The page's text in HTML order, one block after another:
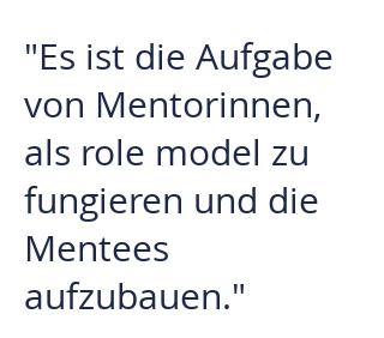
"Es ist die Aufgabe
von Mentorinnen,
als role model zu
fungieren und die
Mentees
aufzubauen."